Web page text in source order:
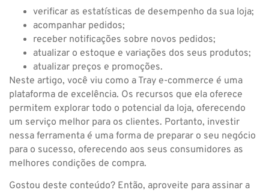
verificar as estatísticas de desempenho da sua loja;
acompanhar pedidos;
receber notificações sobre novos pedidos;
atualizar o estoque e variações dos seus produtos;
atualizar preços e promoções.
Neste artigo, você viu como a Tray e-commerce é uma
plataforma de excelência. Os recursos que ela oferece
permitem explorar todo o potencial da loja, oferecendo
um serviço melhor para os clientes. Portanto, investir
nessa ferramenta é uma forma de preparar o seu negócio
para o sucesso, oferecendo aos seus consumidores as
melhores condições de compra.
Gostou deste conteúdo? Então, aproveite para assinar a